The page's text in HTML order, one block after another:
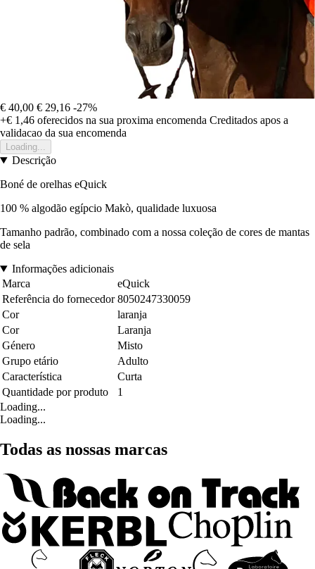
€ 40,00 € 29,16 -27%
+€ 1,46 oferecidos na sua proxima encomenda Creditados apos a
validacao da sua encomenda
Loading...
Descrição
Boné de orelhas eQuick
100 % algodão egípcio Makò, qualidade luxuosa
Tamanho padrão, combinado com a nossa coleção de cores de mantas
de sela
Informações adicionais
Marca
eQuick
Referência do fornecedor 8050247330059
Cor
laranja
Cor
Laranja
Género
Misto
Grupo etário
Adulto
Característica
Curta
Quantidade por produto
1
Loading...
Loading...
Todas as nossas marcas